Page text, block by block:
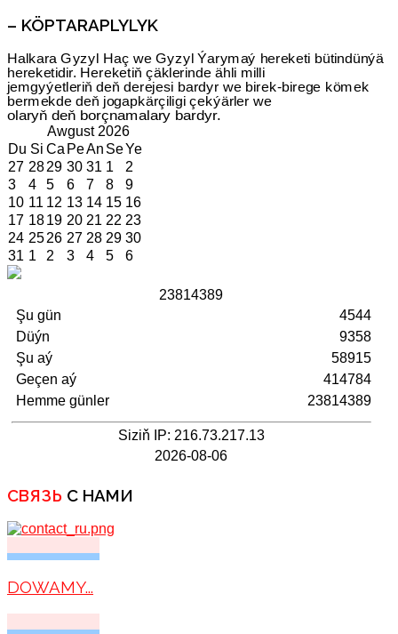
– KÖPTARAPLYLYK
Halkara Gyzyl Haç we Gyzyl Ýarymaý hereketi bütindünýä
hereketidir. Hereketiň çäklerinde ähli milli
jemgyýetleriň deň derejesi bardyr we birek-birege kömek
bermekde deň jogapkärçiligi çekýärler we
olaryň deň borçnamalary bardyr.
Awgust 2026
Du Si Ca PeAn SeYe
27 2829 30 31 1
2
3
4 5 6 7 8
9
10 11 12 13 14 15 16
17 1819 20 21 22 23
24 2526 27 28 29 30
31 1 2 3 4 5 6
23814389
Şu gün
Düýn
Şu aý
Geçen aý
Hemme günler
4544
9358
58915
414784
23814389
Siziň IP: 216.73.217.13
2026-08-06
СВЯЗЬ С НАМИ
DOWAMY...